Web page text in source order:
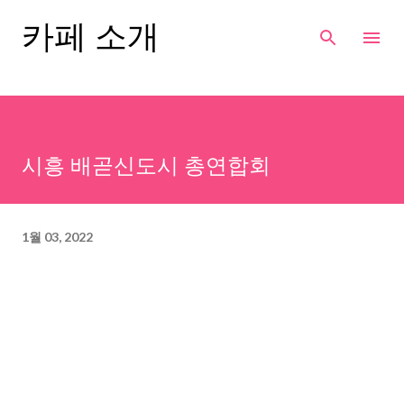
기본 콘텐츠로 건너뛰기
카페 소개
시흥 배곧신도시 총연합회
1월 03, 2022